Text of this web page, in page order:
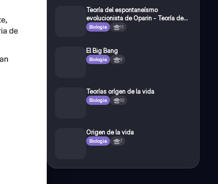
Teoría del espontaneísmo
evolucionista de Oparin - Teoría de
Oparín
Biologia 11
El Big Bang
Biologia 9
Teorías orígen de la vida
Biologia 10
Origen de la vida
Biologia 7